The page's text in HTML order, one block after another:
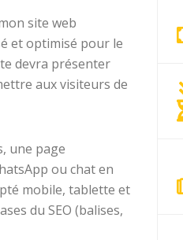
site web
et optimisé pour le
devra présenter
aux visiteurs de
une page
ou chat en
mobile, tablette et
du SEO (balises,